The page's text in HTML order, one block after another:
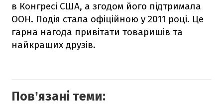
в Конгресі США, а згодом його підтримала
ООН. Подія стала офіційною у 2011 році. Це
гарна нагода привітати товаришів та
найкращих друзів.
Повʼязані теми: